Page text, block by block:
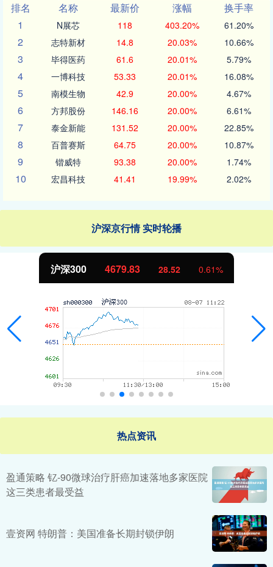
排名
名称 最新价 涨幅
换手率
1
N展芯 118 403.20% 61.20%
2 志特新材 14.8 20.03% 10.66%
3 毕得医药 61.6 20.01% 5.79%
4 一博科技 53.33 20.01% 16.08%
5 南模生物 42.9 20.00% 4.67%
6 方邦股份 146.16 20.00% 6.61%
7 泰金新能 131.52 20.00% 22.85%
8 百普赛斯 64.75 20.00% 10.87%
9 锴威特 93.38 20.00% 1.74%
10 宏昌科技 41.41 19.99% 2.02%
沪深京行情 实时轮播
北证50 1126.54 3.66 0.33%
热点资讯
盈通策略 钇-90微球治疗肝癌加速落地多家医院
这三类患者最受益
壹资网 特朗普：美国准备长期封锁伊朗